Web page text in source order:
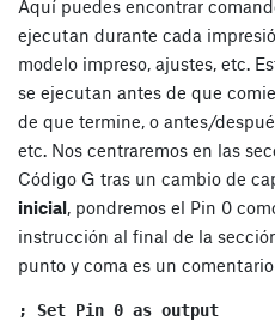
Aquí puedes encontrar
ejecutan durante cada
modelo impreso, ajustes, etc.
se ejecutan antes de que
de que termine, o antes/
etc. Nos centraremos en las
Código G tras un cambio de
inicial, pondremos el Pin 0
instrucción al final de la
punto y coma es un
; Set Pin 0 as output